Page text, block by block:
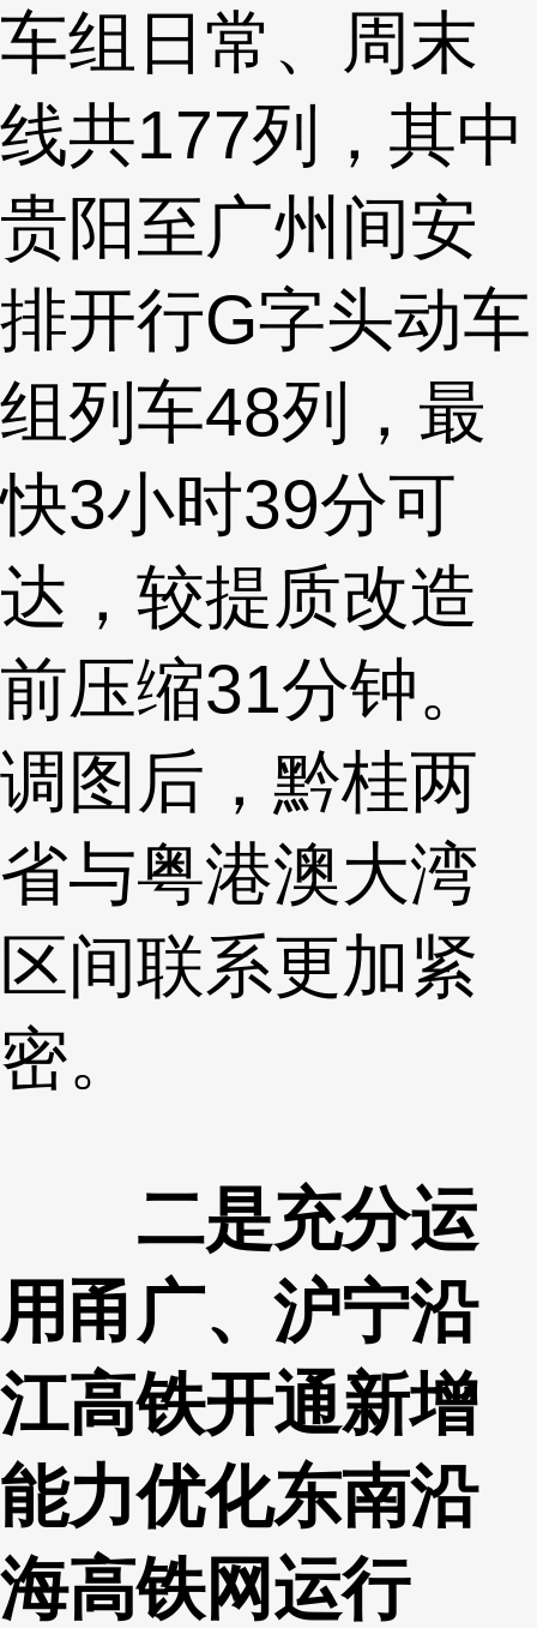
车组日常、周末
线共177列，其中
贵阳至广州间安
排开行G字头动车
组列车48列，最
快3小时39分可
达，较提质改造
前压缩31分钟。
调图后，黔桂两
省与粤港澳大湾
区间联系更加紧
密。
二是充分运
用甬广、沪宁沿
江高铁开通新增
能力优化东南沿
海高铁网运行